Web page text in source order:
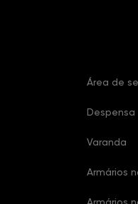
Área de
Despensa
Varanda
Armários